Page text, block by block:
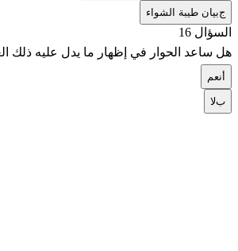
جبيان طيبة الشواء
السؤال 16
هل ساعد الحوار في إظهار ما يدل عليه ذلك
نعم
بلا